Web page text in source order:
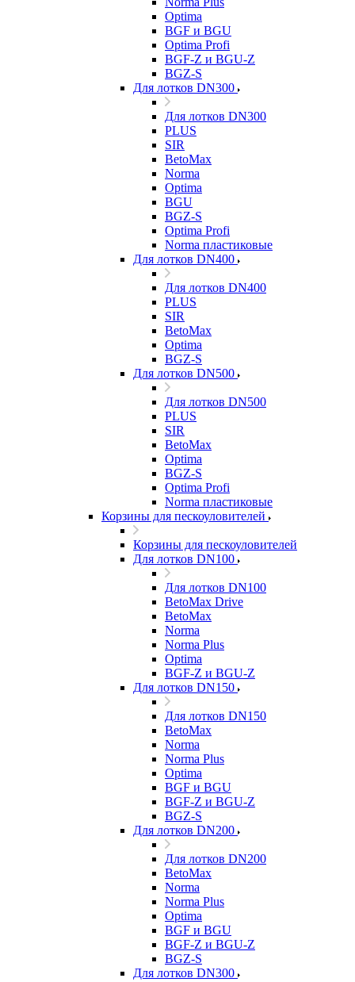
Optima
BGF и BGU
Optima Profi
BGF-Z и BGU-Z
BGZ-S
Для лотков DN300
Для лотков DN300
PLUS
SIR
BetoMax
Norma
Optima
BGU
BGZ-S
Optima Profi
Norma пластиковые
Для лотков DN400
Для лотков DN400
PLUS
SIR
BetoMax
Optima
BGZ-S
Для лотков DN500
Для лотков DN500
PLUS
SIR
BetoMax
Optima
BGZ-S
Optima Profi
Norma пластиковые
Корзины для пескоуловителей
Корзины для пескоуловителей
Для лотков DN100
Для лотков DN100
BetoMax Drive
BetoMax
Norma
Norma Plus
Optima
BGF-Z и BGU-Z
Для лотков DN150
Для лотков DN150
BetoMax
Norma
Norma Plus
Optima
BGF и BGU
BGF-Z и BGU-Z
BGZ-S
Для лотков DN200
Для лотков DN200
BetoMax
Norma
Norma Plus
Optima
BGF и BGU
BGF-Z и BGU-Z
BGZ-S
Для лотков DN300